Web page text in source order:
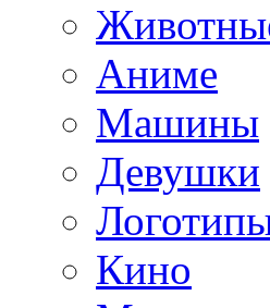
Аниме
Машины
Девушки
Кино